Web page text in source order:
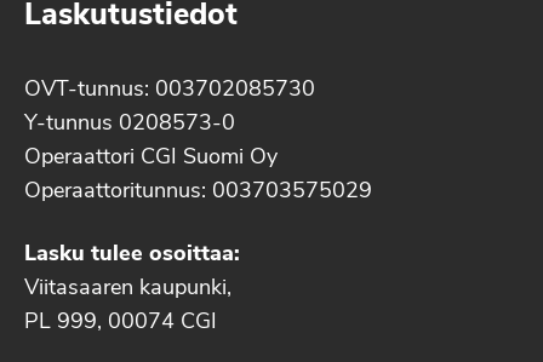
Laskutustiedot
OVT-tunnus: 003702085730
Y-tunnus 0208573-0
Operaattori CGI Suomi Oy
Operaattoritunnus: 003703575029
Lasku tulee osoittaa:
Viitasaaren kaupunki,
PL 999, 00074 CGI